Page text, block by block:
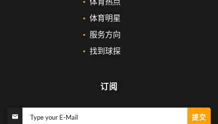
体育明星
服务方向
找到球探
订阅
Type your E-Mail 提交